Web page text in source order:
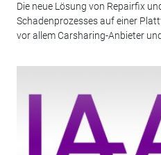
Die neue Lösung von Repairfix
Schadenprozesses auf einer
vor allem Carsharing-Anbieter